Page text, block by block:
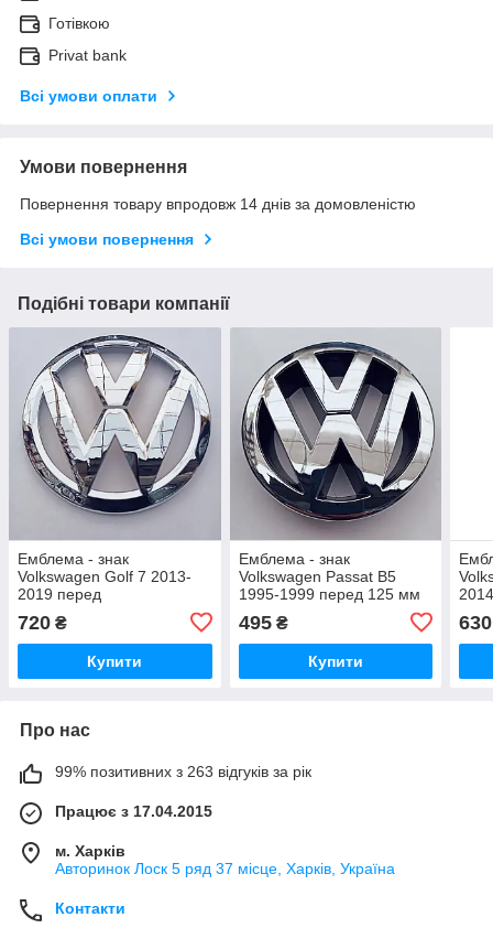
Готівкою
Privat bank
Всі умови оплати
Умови повернення
Повернення товару впродовж 14 днів за домовленістю
Всі умови повернення
Подібні товари компанії
Емблема - знак
Volkswagen Golf 7 2013-
2019 перед
720 ₴
Купити
Емблема - знак
Volkswagen Passat B5
1995-1999 перед 125 мм
495₴
Купити
630
Про нас
99% позитивних з 263 відгуків за рік
Працює з 17.04.2015
м. Харків
Авторинок Лоск 5 ряд 37 місце, Харків, Україна
Контакти